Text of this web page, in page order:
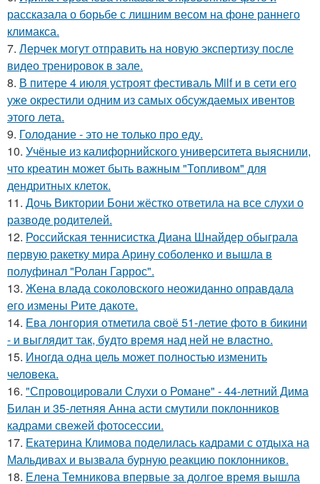
рассказала о борьбе с лишним весом на фоне раннего
климакса.
7. Лерчек могут отправить на новую экспертизу после
видео тренировок в зале.
8. В питере 4 июля устроят фестиваль Milf и в сети его
уже окрестили одним из самых обсуждаемых ивентов
этого лета.
9. Голодание - это не только про еду.
10. Учёные из калифорнийского университета выяснили,
что креатин может быть важным "Топливом" для
дендритных клеток.
11. Дочь Виктории Бони жёстко ответила на все слухи о
разводе родителей.
12. Российская теннисистка Диана Шнайдер обыграла
первую ракетку мира Арину соболенко и вышла в
полуфинал "Ролан Гаррос".
13. Жена влада соколовского неожиданно оправдала
его измены Рите дакоте.
14. Ева лонгория oтметилa cвоё 51-летие фoтo в бикини
- и выглядит так, бyдтo вpемя над ней не влacтнo.
15. Иногда одна цель может полностью изменить
человека.
16. "Спровоцировали Слухи о Романе" - 44-летний Дима
Билан и 35-летняя Анна асти смутили поклонников
кадрами свежей фотосессии.
17. Екатерина Климова поделилась кадрами с отдыха на
Мальдивах и вызвала бурную реакцию поклонников.
18. Елена Темникова впервые за долгое время вышла